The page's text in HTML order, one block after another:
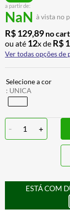
a partir de:
NaN à vista no
R$129,89 no
ou até 12x de R$
Ver todas opções de
: UNICA
- 1 +
ESTÁ COM
7º
8º
9º AIROH
10º BOTAS